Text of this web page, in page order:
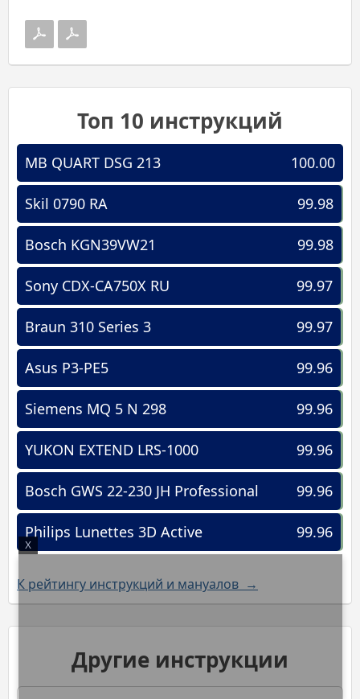
X
Топ 10 инструкций
100.00
MB QUART DSG 213
99.98
Skil 0790 RA
99.98
Bosch KGN39VW21
99.97
Sony CDX-CA750X RU
99.97
Braun 310 Series 3
99.96
Asus P3-PE5
99.96
Siemens MQ 5 N 298
99.96
YUKON EXTEND LRS-1000
99.96
Bosch GWS 22-230 JH Professional
99.96
Philips Lunettes 3D Active
К рейтингу инструкций и мануалов →
Другие инструкции